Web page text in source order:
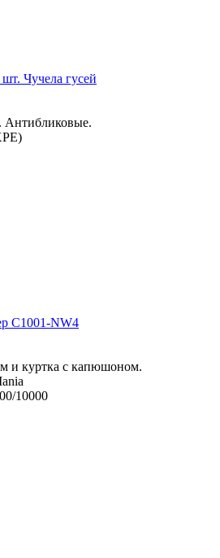
Чучела гусей
Антибликовые.
C1001-NW4
и куртка с капюшоном.
10000